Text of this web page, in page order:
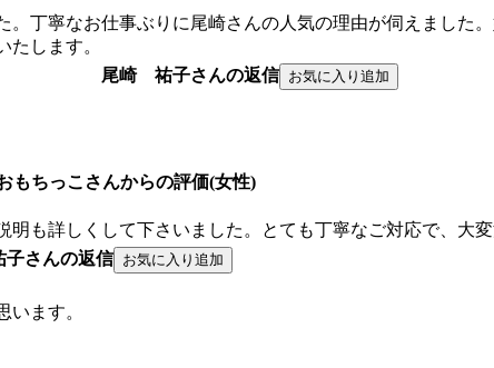
丁寧なお仕事ぶりに尾崎さんの人気の理由が伺えました
します。
尾崎 祐子さんの返信
もちっこさんからの評価(女性)
も詳しくして下さいました。とても丁寧なご対応で、大変
さんの返信
ます。